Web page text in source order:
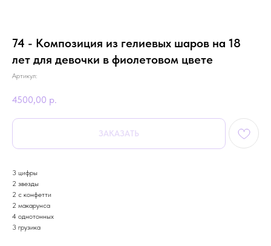
74 - Композиция из гелиевых шаров на 18
лет для девочки в фиолетовом цвете
Артикул:
4500,00 р.
ЗАКАЗАТЬ
3 цифры
2 звезды
2 с конфетти
2 макарунса
4 однотонных
3 грузика